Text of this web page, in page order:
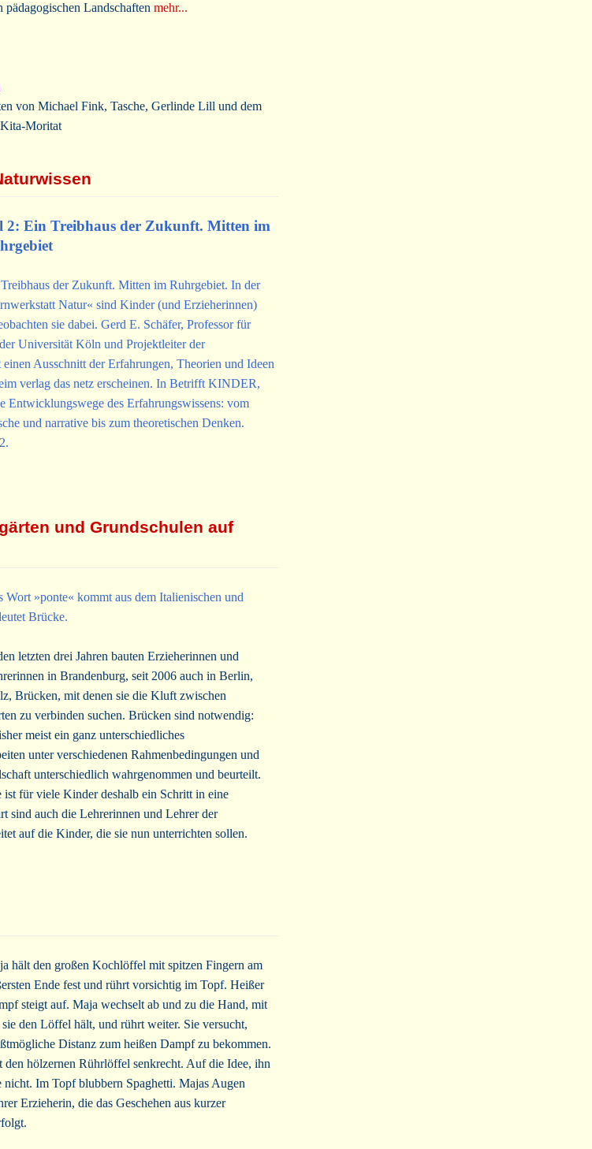
Landschaften mehr...
von Michael Fink, Tasche, Gerlinde Lill und dem
Kita-Moritat
2: Ein Treibhaus der Zukunft. Mitten im
der Zukunft. Mitten im Ruhrgebiet. In der
Natur« sind Kinder (und Erzieherinnen)
sie dabei. Gerd E. Schäfer, Professor für
Universität Köln und Projektleiter der
Ausschnitt der Erfahrungen, Theorien und Ideen
verlag das netz erscheinen. In Betrifft KINDER,
Entwicklungswege des Erfahrungswissens: vom
und narrative bis zum theoretischen Denken.
und Grundschulen auf
Wort »ponte« kommt aus dem Italienischen und
Brücke.
letzten drei Jahren bauten Erzieherinnen und
in Brandenburg, seit 2006 auch in Berlin,
Brücken, mit denen sie die Kluft zwischen
zu verbinden suchen. Brücken sind notwendig:
meist ein ganz unterschiedliches
unter verschiedenen Rahmenbedingungen und
unterschiedlich wahrgenommen und beurteilt.
für viele Kinder deshalb ein Schritt in eine
sind auch die Lehrerinnen und Lehrer der
auf die Kinder, die sie nun unterrichten sollen.
hält den großen Kochlöffel mit spitzen Fingern am
Ende fest und rührt vorsichtig im Topf. Heißer
steigt auf. Maja wechselt ab und zu die Hand, mit
sie den Löffel hält, und rührt weiter. Sie versucht,
Distanz zum heißen Dampf zu bekommen.
den hölzernen Rührlöffel senkrecht. Auf die Idee, ihn
nicht. Im Topf blubbern Spaghetti. Majas Augen
Erzieherin, die das Geschehen aus kurzer